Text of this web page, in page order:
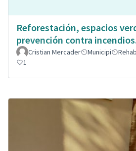
Reforestación, espacios
prevención contra
Cristian Mercader Municipi
1